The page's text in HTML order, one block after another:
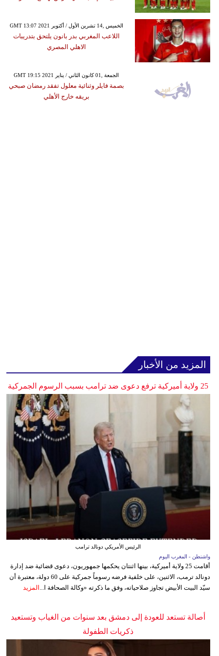
GMT 13:07 2021 الخميس ,14 تشرين الأول / أكتوبر
اللاعب المغربي بدر بانون يلتحق بتدريبات
الاهلي المصري
GMT 19:15 2021 الجمعة ,01 كانون الثاني / يناير
بصمة فايلر وثنائية معلول تفقد رمضان صبحي
بريقه خارج الأهلي
المزيد من الأخبار
25 ولاية أميركية ترفع دعوى ضد ترامب بسبب الرسوم الجمركية
الرئيس الأمريكي دونالد ترامب
واشنطن - المغرب اليوم
أقامت 25 ولاية أميركية، بينها اثنتان يحكمها جمهوريون، دعوى قضائية ضد إدارة
دونالد ترمب، الاثنين، على خلفية فرضه رسوماً جمركية على 60 دولة، معتبرة أن
سيّد البيت الأبيض تجاوز صلاحياته، وفق ما ذكرته «وكالة الصحافة ا... المزيد
أصالة تستعد للعودة إلى دمشق بعد سنوات من الغياب وتستعيد
ذكريات الطفولة